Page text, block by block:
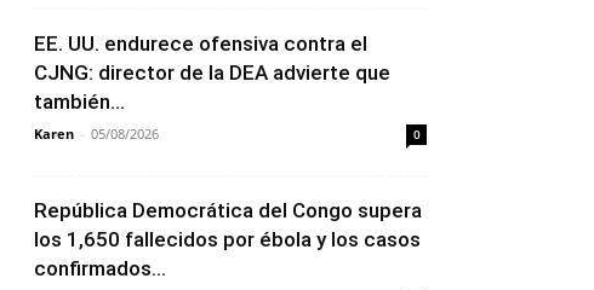
EE. UU. endurece ofensiva contra el
CJNG: director de la DEA advierte que
también...
Karen - 05/08/2026 0
República Democrática del Congo supera
los 1,650 fallecidos por ébola y los casos
confirmados...